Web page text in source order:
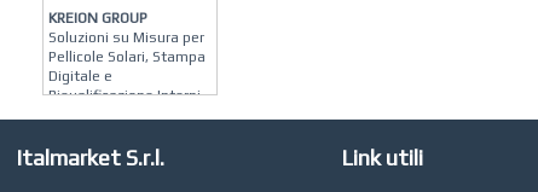
KREION GROUP
Soluzioni su Misura per
Pellicole Solari, Stampa
Digitale e
Riqualificazione Interni
Vendita Arredo per
Interni, Esterni e
Italmarket S.r.l. Link utili